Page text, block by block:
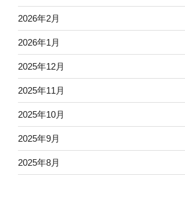
2026年2月
2026年1月
2025年12月
2025年11月
2025年10月
2025年9月
2025年8月